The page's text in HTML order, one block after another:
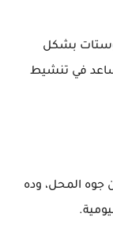
بشكل
في تنشيط
جوه المحل، وده